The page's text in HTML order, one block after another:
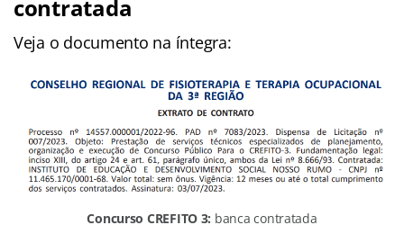
contratada
Veja o documento na íntegra:
Concurso CREFITO 3: banca contratada